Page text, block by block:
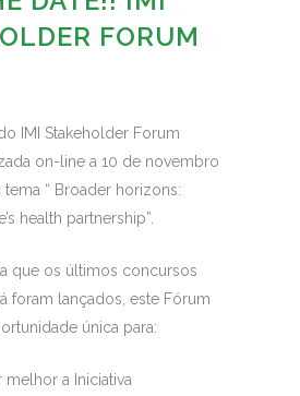
FORUM
IMI Stakeholder Forum
on-line a 10 de novembro
“ Broader horizons:
health partnership”.
que os últimos concursos
foram lançados, este Fórum
única para:
a Iniciativa